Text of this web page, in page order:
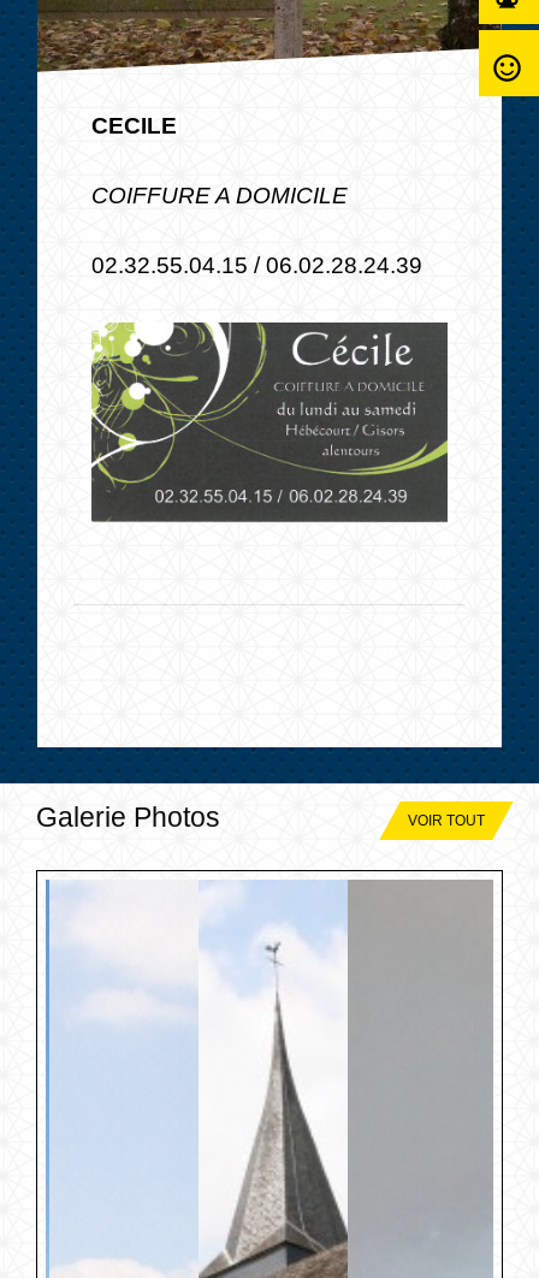
CECILE
COIFFURE A DOMICILE
02.32.55.04.15 / 06.02.28.24.39
Galerie Photos VOIR TOUT
sentiment_satisfied_alt